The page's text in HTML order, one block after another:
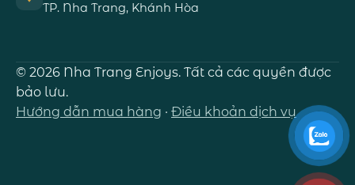
TP. Nha Trang, Khánh Hòa
© 2026 Nha Trang Enjoys. Tất cả các quyền được
bảo lưu.
Hướng dẫn mua hàng · Điều khoản dịch vụ